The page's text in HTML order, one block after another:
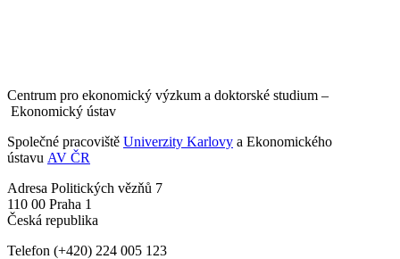
Centrum pro ekonomický výzkum a doktorské studium –
Ekonomický ústav
Společné pracoviště Univerzity Karlovy a Ekonomického
ústavu AV ČR
Adresa Politických vězňů 7
110 00 Praha 1
Česká republika
Telefon (+420) 224 005 123